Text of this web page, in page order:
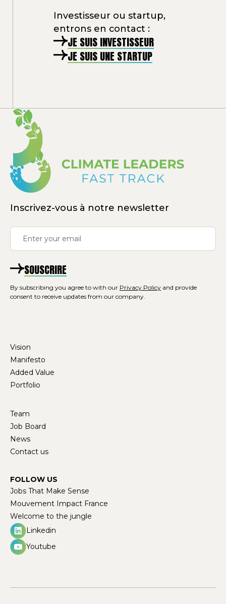
Investisseur ou startup,
entrons en contact :
JE SUIS INVESTISSEUR
JE SUIS UNE STARTUP
Inscrivez-vous à notre newsletter
SOUSCRIRE
By subscribing you agree to with our Privacy Policy and provide
consent to receive updates from our company.
Vision
Manifesto
Added Value
Portfolio
Team
Job Board
News
Contact us
FOLLOW US
Jobs That Make Sense
Mouvement Impact France
Welcome to the jungle
Linkedin
Youtube